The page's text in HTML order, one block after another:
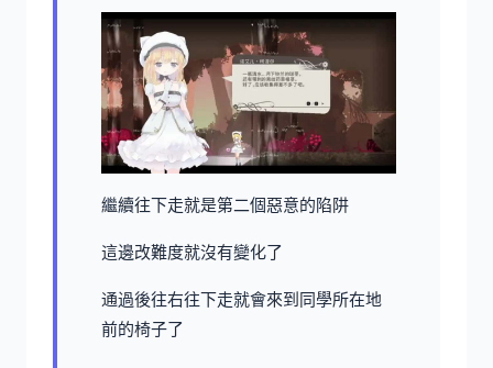
繼續往下走就是第二個惡意的陷阱
這邊改難度就沒有變化了
通過後往右往下走就會來到同學所在地
前的椅子了